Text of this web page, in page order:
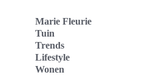
Marie Fleurie
Tuin
Trends
Lifestyle
Wonen